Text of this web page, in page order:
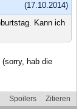
(17.10.2014)
Kann ich
(sorry, hab die
Spoilers
Zitieren